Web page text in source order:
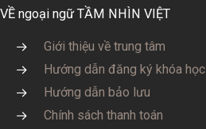
VỀ ngoại ngữ TẦM NHÌN VIỆT
Giới thiệu về trung tâm
Hướng dẫn đăng ký khóa học
Hướng dẫn bảo lưu
Chính sách thanh toán